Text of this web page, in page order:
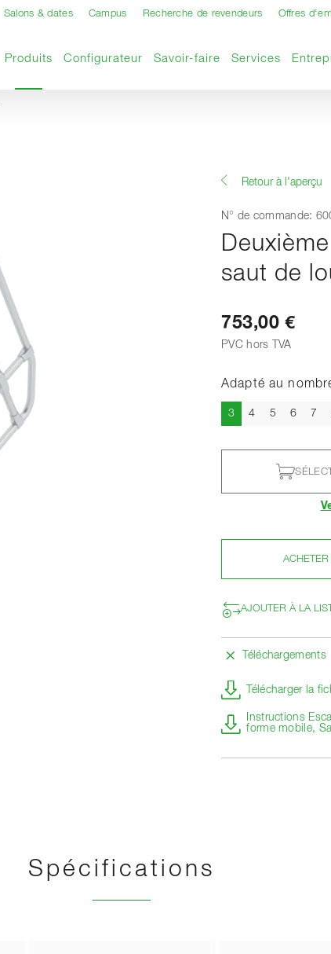
Salons & dates Campus Recherche de revendeurs Offres
ProduitsPage actuelle
Configurateur Savoir-faire Services
Retour à l'aperçu
N° de commande:
saut de
753,00 €
PVC hors TVA
Adapté au
3Actuel
4 5 6 7
AJOUTER À LA
Téléchargements
Télécharger la
Instructions
forme mobile,
Spécifications